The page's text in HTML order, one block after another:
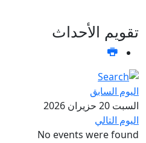
تقويم الأحداث
اليوم السابق
السبت 20 حزيران 2026
اليوم التالي
No events were found